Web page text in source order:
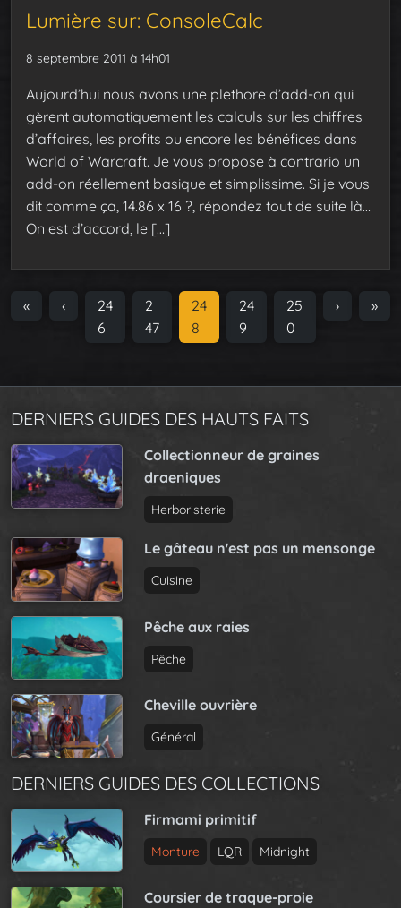
Lumière sur: ConsoleCalc
8 septembre 2011 à 14h01
Aujourd’hui nous avons une plethore d’add-on qui
gèrent automatiquement les calculs sur les chiffres
d’affaires, les profits ou encore les bénéfices dans
World of Warcraft. Je vous propose à contrario un
add-on réellement basique et simplissime. Si je vous
dit comme ça, 14.86 x 16 ?, répondez tout de suite là…
On est d’accord, le […]
n
a
i
g
a
i
o
n
« ‹
P
a
24
6
P
a
2
47
C
u
n
P
a
g
24
8
P
a
24
9
P
a
25
0
› »
DERNIERS GUIDES DES HAUTS FAITS
Collectionneur de graines
draeniques
Herboristerie
Le gâteau n'est pas un mensonge
Cuisine
Pêche aux raies
Pêche
Cheville ouvrière
Général
DERNIERS GUIDES DES COLLECTIONS
Firmami primitif
Monture LQR Midnight
Coursier de traque-proie